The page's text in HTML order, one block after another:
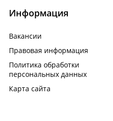
Информация
Вакансии
Правовая информация
Политика обработки
персональных данных
Карта сайта